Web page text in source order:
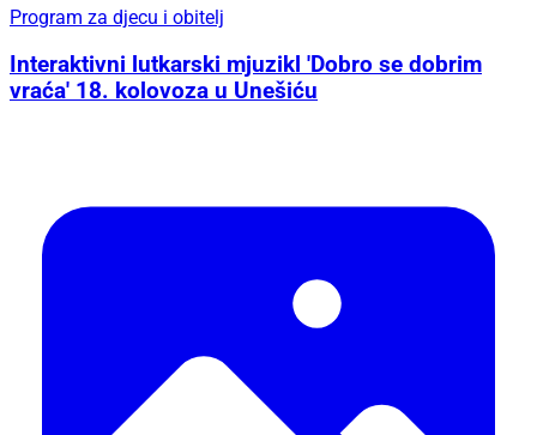
Program za djecu i obitelj
Interaktivni lutkarski mjuzikl 'Dobro se dobrim
vraća' 18. kolovoza u Unešiću